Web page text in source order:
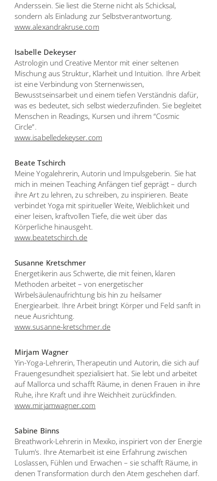
Anderssein. Sie liest die Sterne nicht als Schicksal,
sondern als Einladung zur Selbstverantwortung.
www.alexandrakruse.com
Isabelle Dekeyser
Astrologin und Creative Mentor mit einer seltenen
Mischung aus Struktur, Klarheit und Intuition. Ihre Arbeit
ist eine Verbindung von Sternenwissen,
Bewusstseinsarbeit und einem tiefen Verständnis dafür,
was es bedeutet, sich selbst wiederzufinden. Sie begleitet
Menschen in Readings, Kursen und ihrem “Cosmic
Circle”.
www.isabelledekeyser.com
Beate Tschirch
Meine Yogalehrerin, Autorin und Impulsgeberin. Sie hat
mich in meinen Teaching Anfängen tief geprägt – durch
ihre Art zu lehren, zu schreiben, zu inspirieren. Beate
verbindet Yoga mit spiritueller Weite, Weiblichkeit und
einer leisen, kraftvollen Tiefe, die weit über das
Körperliche hinausgeht.
www.beatetschirch.de
Susanne Kretschmer
Energetikerin aus Schwerte, die mit feinen, klaren
Methoden arbeitet – von energetischer
Wirbelsäulenaufrichtung bis hin zu heilsamer
Energiearbeit. Ihre Arbeit bringt Körper und Feld sanft in
neue Ausrichtung.
www.susanne-kretschmer.de
Mirjam Wagner
Yin-Yoga-Lehrerin, Therapeutin und Autorin, die sich auf
Frauengesundheit spezialisiert hat. Sie lebt und arbeitet
auf Mallorca und schafft Räume, in denen Frauen in ihre
Ruhe, ihre Kraft und ihre Weichheit zurückfinden.
www.mirjamwagner.com
Sabine Binns
Breathwork-Lehrerin in Mexiko, inspiriert von der Energie
Tulum’s. Ihre Atemarbeit ist eine Erfahrung zwischen
Loslassen, Fühlen und Erwachen – sie schafft Räume, in
denen Transformation durch den Atem geschehen darf.